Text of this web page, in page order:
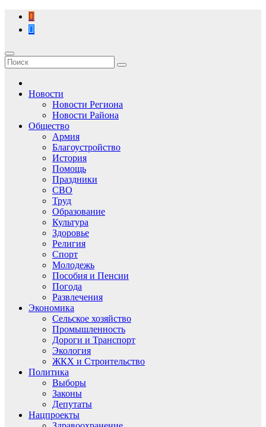
Перейти
содержимому
Новости
Новости Региона
Новости Района
Общество
Армия
Благоустройство
История
Помощь
Праздники
СВО
Труд
Образование
Культура
Здоровье
Религия
Спорт
Молодежь
Пособия и Пенсии
Погода
Развлечения
Экономика
Сельское хозяйство
Промышленность
Дороги и Транспорт
Экология
ЖКХ и Строительство
Политика
Выборы
Законы
Депутаты
Нацпроекты